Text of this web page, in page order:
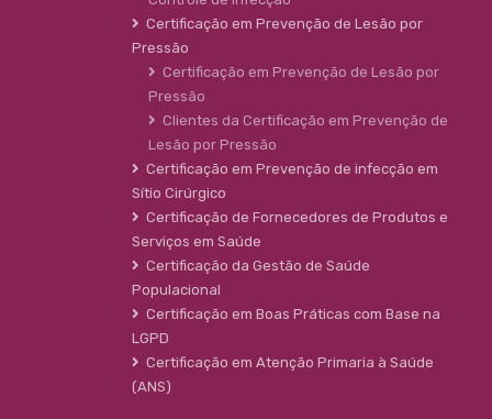
Certificação em Prevenção de Lesão por
Pressão
Certificação em Prevenção de Lesão por
Pressão
Clientes da Certificação em Prevenção de
Lesão por Pressão
Certificação em Prevenção de infecção em
Sítio Cirúrgico
Certificação de Fornecedores de Produtos e
Serviços em Saúde
Certificação da Gestão de Saúde
Populacional
Certificação em Boas Práticas com Base na
LGPD
Certificação em Atenção Primaria à Saúde
(ANS)